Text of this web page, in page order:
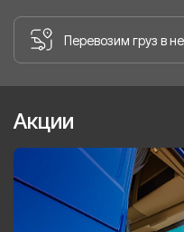
Перевозим груз в
Акции